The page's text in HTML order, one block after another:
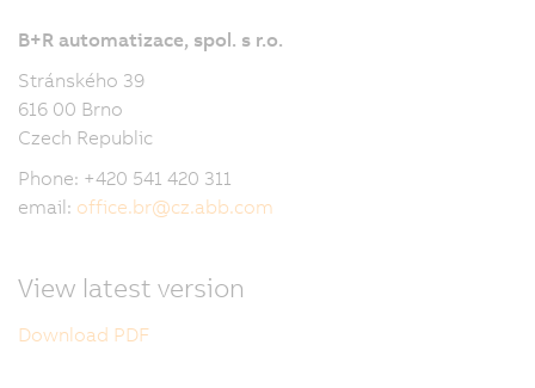
B+R automatizace, spol. s r.o.
Stránského 39
616 00 Brno
Czech Republic
Phone: +420 541 420 311
email: office.br@cz.abb.com
View latest version
Download PDF